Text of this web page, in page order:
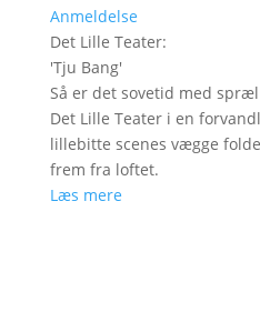
Anmeldelse
Det Lille Teater:
'Tju Bang'
Så er det sovetid med spræl
Det Lille Teater i en
lillebitte scenes vægge
frem fra loftet.
Læs mere